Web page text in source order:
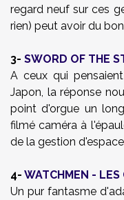
regard neuf sur ces
rien) peut avoir du
3- SWORD OF THE
A ceux qui
Japon, la réponse
point d'orgue un
filmé caméra à
de la gestion
4- WATCHMEN - LES
Un pur fantasme